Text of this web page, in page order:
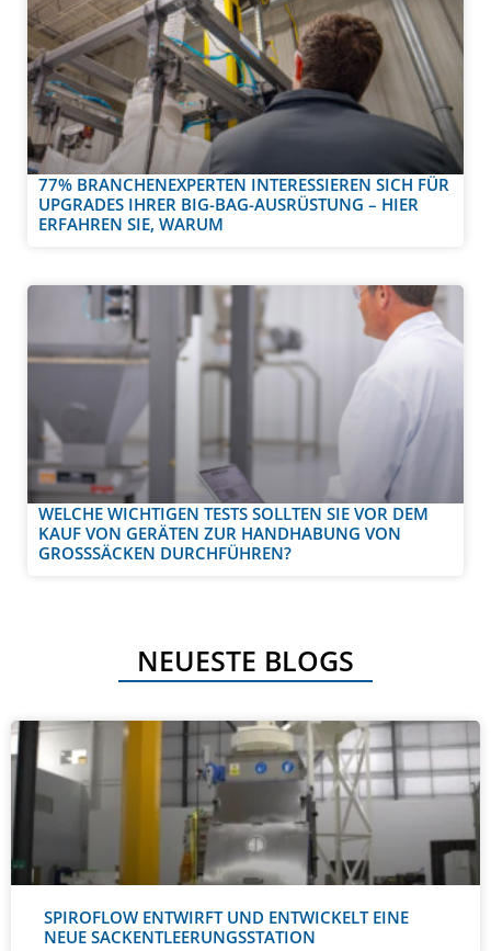
77% BRANCHENEXPERTEN INTERESSIEREN SICH FÜR
UPGRADES IHRER BIG-BAG-AUSRÜSTUNG – HIER
ERFAHREN SIE, WARUM
WELCHE WICHTIGEN TESTS SOLLTEN SIE VOR DEM
KAUF VON GERÄTEN ZUR HANDHABUNG VON
GROSSSÄCKEN DURCHFÜHREN?
NEUESTE BLOGS
SPIROFLOW ENTWIRFT UND ENTWICKELT EINE
NEUE SACKENTLEERUNGSSTATION